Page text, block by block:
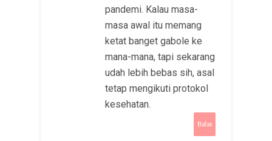
pandemi. Kalau masa-
masa awal itu memang
ketat banget gabole ke
mana-mana, tapi sekarang
udah lebih bebas sih, asal
tetap mengikuti protokol
kesehatan.
Balas